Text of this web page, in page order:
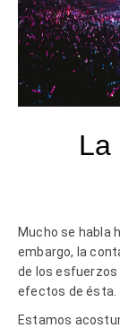
La
Mucho se habla
embargo, la
de los
efectos de ésta.
Estamos